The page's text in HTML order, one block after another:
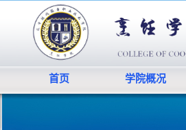
首页 学院概况